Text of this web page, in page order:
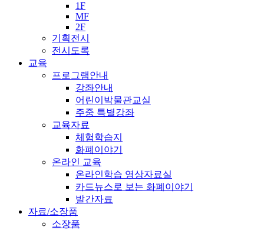
1F
MF
2F
기획전시
전시도록
교육
프로그램안내
강좌안내
어린이박물관교실
주중 특별강좌
교육자료
체험학습지
화폐이야기
온라인 교육
온라인학습 영상자료실
카드뉴스로 보는 화폐이야기
발간자료
자료/소장품
소장품